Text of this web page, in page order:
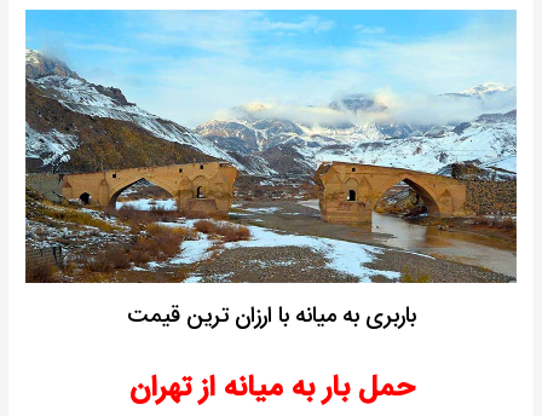
باربری به میانه با ارزان ترین قیمت
حمل بار به میانه از تهران